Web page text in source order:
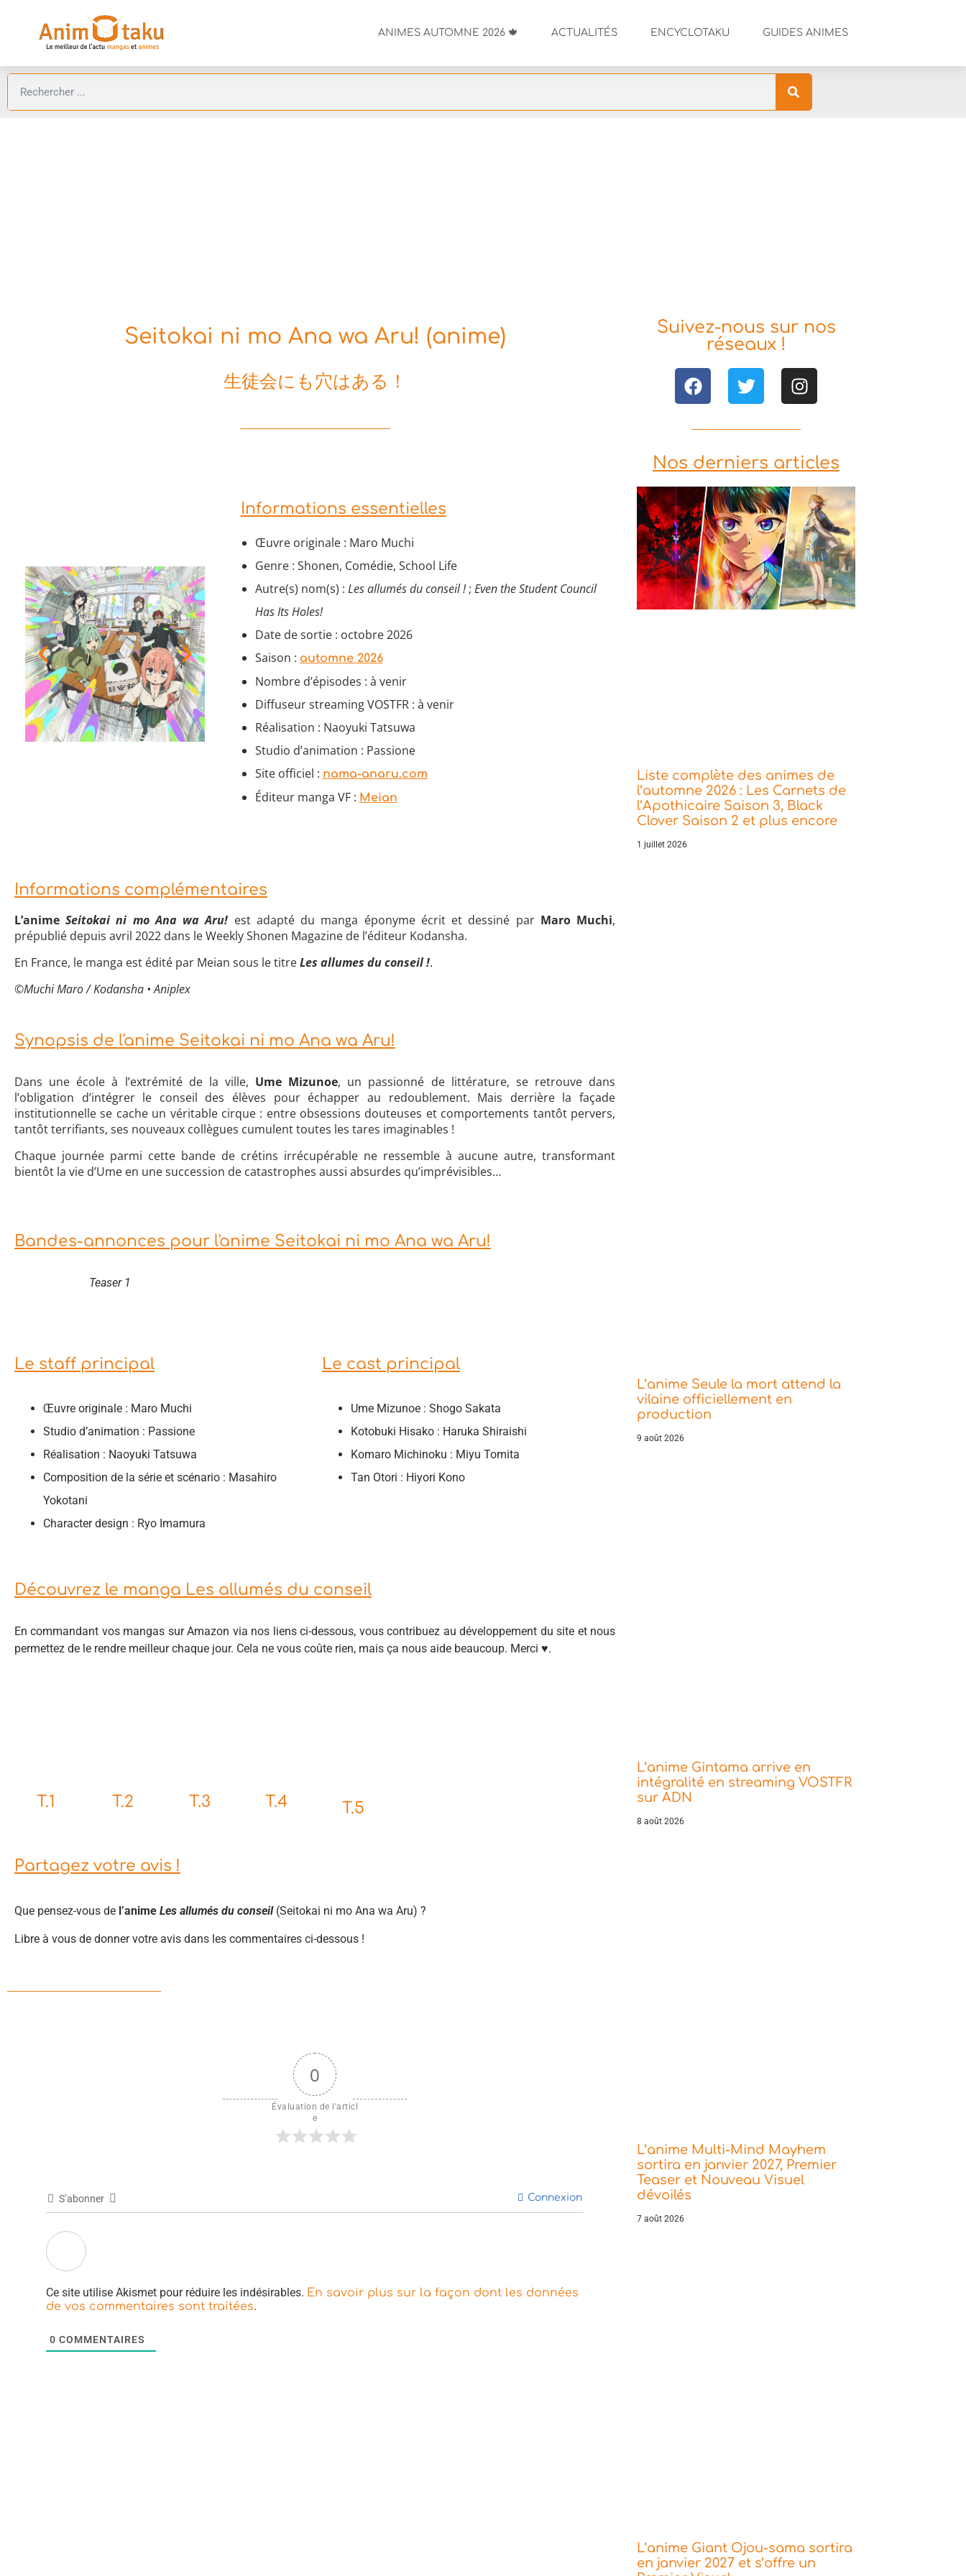
ANIMES AUTOMNE 2026 🍁 ACTUALITÉS ENCYCLOTAKU GUIDES ANIMES
Seitokai ni mo Ana wa Aru! (anime)
生徒会にも穴はある！
Informations essentielles
Œuvre originale : Maro Muchi
Genre : Shonen, Comédie, School Life
Autre(s) nom(s) : Les allumés du conseil !; Even the Student Council
Has Its Holes!
Date de sortie : octobre 2026
Saison : automne 2026
Nombre d’épisodes : à venir
Diffuseur streaming VOSTFR : à venir
Réalisation : Naoyuki Tatsuwa
Studio d’animation : Passione
Site officiel : nama-anaru.com
Éditeur manga VF : Meian
Informations complémentaires
L’animeSeitokai ni mo Ana wa Aru! est adapté du manga éponyme écrit et dessiné par Maro Muchi,
prépublié depuis avril 2022 dans le Weekly Shonen Magazine de l’éditeur Kodansha.
En France, le manga est édité par Meian sous le titreLes allumes du conseil !.
©Muchi Maro / Kodansha • Aniplex
Synopsis de l'anime Seitokai ni mo Ana wa Aru!
Dans une école à l’extrémité de la ville, Ume Mizunoe, un passionné de littérature, se retrouve dans
l’obligation d’intégrer le conseil des élèves pour échapper au redoublement. Mais derrière la façade
institutionnelle se cache un véritable cirque : entre obsessions douteuses et comportements tantôt pervers,
tantôt terrifiants, ses nouveaux collègues cumulent toutes les tares imaginables !
Chaque journée parmi cette bande de crétins irrécupérable ne ressemble à aucune autre, transformant
bientôt la vie d’Ume en une succession de catastrophes aussi absurdes qu’imprévisibles…
Bandes-annonces pour l'anime Seitokai ni mo Ana wa Aru!
Teaser 1
Le staff principal
Œuvre originale : Maro Muchi
Studio d’animation : Passione
Réalisation : Naoyuki Tatsuwa
Composition de la série et scénario : Masahiro
Yokotani
Character design : Ryo Imamura
Le cast principal
Ume Mizunoe : Shogo Sakata
Kotobuki Hisako : Haruka Shiraishi
Komaro Michinoku : Miyu Tomita
Tan Otori : Hiyori Kono
Découvrez le manga Les allumés du conseil
En commandant vos mangas sur Amazon via nos liens ci-dessous, vous contribuez au développement du site et nous
permettez de le rendre meilleur chaque jour. Cela ne vous coûte rien, mais ça nous aide beaucoup. Merci ♥.
T.1 T.2 T.3 T.4 T.5
Partagez votre avis !
Que pensez-vous de l’anime Les allumés du conseil(Seitokai ni mo Ana wa Aru) ?
Libre à vous de donner votre avis dans les commentaires ci-dessous !
0
Évaluation de l'articl
e
S’abonner Connexion
Ce site utilise Akismet pour réduire les indésirables. En savoir plus sur la façon dont les données
de vos commentaires sont traitées.
0 COMMENTAIRES
Suivez-nous sur nos
réseaux !
Nos derniers articles
Liste complète des animes de
l’automne 2026 : Les Carnets de
l’Apothicaire Saison 3, Black
Clover Saison 2 et plus encore
1 juillet 2026
L’anime Seule la mort attend la
vilaine officiellement en
production
9 août 2026
L’anime Gintama arrive en
intégralité en streaming VOSTFR
sur ADN
8 août 2026
L’anime Multi-Mind Mayhem
sortira en janvier 2027, Premier
Teaser et Nouveau Visuel
dévoilés
7 août 2026
L’anime Giant Ojou-sama sortira
en janvier 2027 et s’offre un